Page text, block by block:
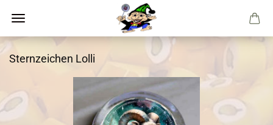
Sternzeichen Lolli